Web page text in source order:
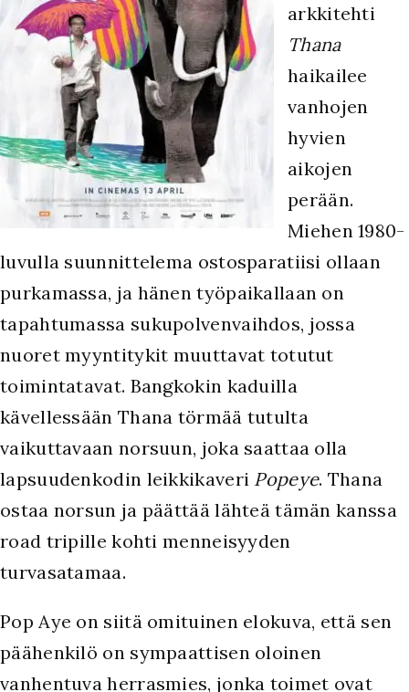
arkkitehti
Thana
haikailee
vanhojen
hyvien
aikojen
perään.
Miehen 1980-
luvulla suunnittelema ostosparatiisi ollaan
purkamassa, ja hänen työpaikallaan on
tapahtumassa sukupolvenvaihdos, jossa
nuoret myyntitykit muuttavat totutut
toimintatavat. Bangkokin kaduilla
kävellessään Thana törmää tutulta
vaikuttavaan norsuun, joka saattaa olla
lapsuudenkodin leikkikaveri Popeye. Thana
ostaa norsun ja päättää lähteä tämän kanssa
road tripille kohti menneisyyden
turvasatamaa.
Pop Aye on siitä omituinen elokuva, että sen
päähenkilö on sympaattisen oloinen
vanhentuva herrasmies, jonka toimet ovat